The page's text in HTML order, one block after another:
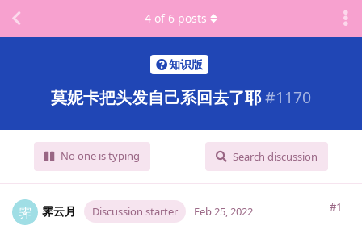
知识版
莫妮卡把头发自己系回去了耶#1170
No one is typing Search discussion
4 of 6 posts
霁 霁云月 Discussion starter #1
Feb 25, 2022